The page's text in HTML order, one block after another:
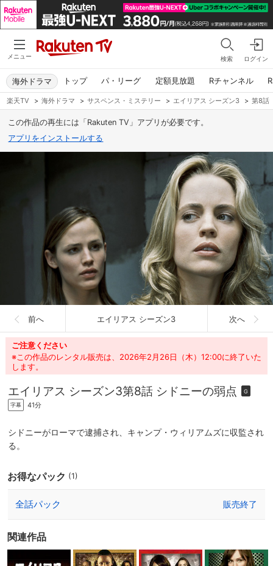
メニュー 検索 ログイン
トップ パ・リーグ 定額見放題 Rチャンネル
海外ドラマ
楽天TV > 海外ドラマ > サスペンス・ミステリー > エイリアス シーズン3 > 第8話
この作品の再生には「Rakuten TV」アプリが必要です。
アプリをインストールする
前へ エイリアス シーズン3 次へ
ご注意ください
※この作品のレンタル販売は、2026年2月26日（木）12:00に終了いた
します。
エイリアス シーズン3第8話 シドニーの弱点 G
字幕 41分
シドニーがローマで逮捕され、キャンプ・ウィリアムズに収監され
る。
お得なパック (1)
全話パック 販売終了
関連作品